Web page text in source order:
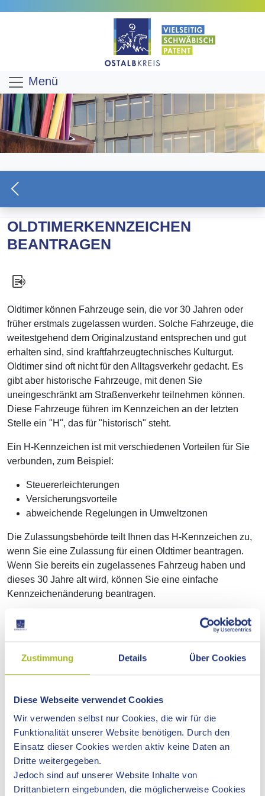
Zustimmung Details Über Cookies
Diese Webseite verwendet Cookies
Wir verwenden selbst nur Cookies, die wir für die
Funktionalität unserer Website benötigen. Durch den
Einsatz dieser Cookies werden aktiv keine Daten an
Dritte weitergegeben.
Jedoch sind auf unserer Website Inhalte von
Drittanbietern eingebunden, die möglicherweise Cookies
Menü
OLDTIMERKENNZEICHEN
BEANTRAGEN
Oldtimer können Fahrzeuge sein, die vor 30 Jahren oder
früher erstmals zugelassen wurden. Solche Fahrzeuge, die
weitestgehend dem Originalzustand entsprechen und gut
erhalten sind, sind kraftfahrzeugtechnisches Kulturgut.
Oldtimer sind oft nicht für den Alltagsverkehr gedacht. Es
gibt aber historische Fahrzeuge, mit denen Sie
uneingeschränkt am Straßenverkehr teilnehmen können.
Diese Fahrzeuge führen im Kennzeichen an der letzten
Stelle ein "H", das für "historisch" steht.
Ein H-Kennzeichen ist mit verschiedenen Vorteilen für Sie
verbunden, zum Beispiel:
Steuererleichterungen
Versicherungsvorteile
abweichende Regelungen in Umweltzonen
Die Zulassungsbehörde teilt Ihnen das H-Kennzeichen zu,
wenn Sie eine Zulassung für einen Oldtimer beantragen.
Wenn Sie bereits ein zugelassenes Fahrzeug haben und
dieses 30 Jahre alt wird, können Sie eine einfache
Kennzeichenänderung beantragen.
Bei der Zulassung müssen Sie ein Gutachten für die
Einstufung Ihres Fahrzeugs als Oldtimer durch eine amtlich
dieses Gutachtens wird auch eine Hauptuntersuchung (HU)
durchgeführt.
Auch bei Oldtimern müssen Sie die Kennzeichenschilder
rechtlich zulässig oder in der Zulassungsbescheinigung Teil
Online-Antrag